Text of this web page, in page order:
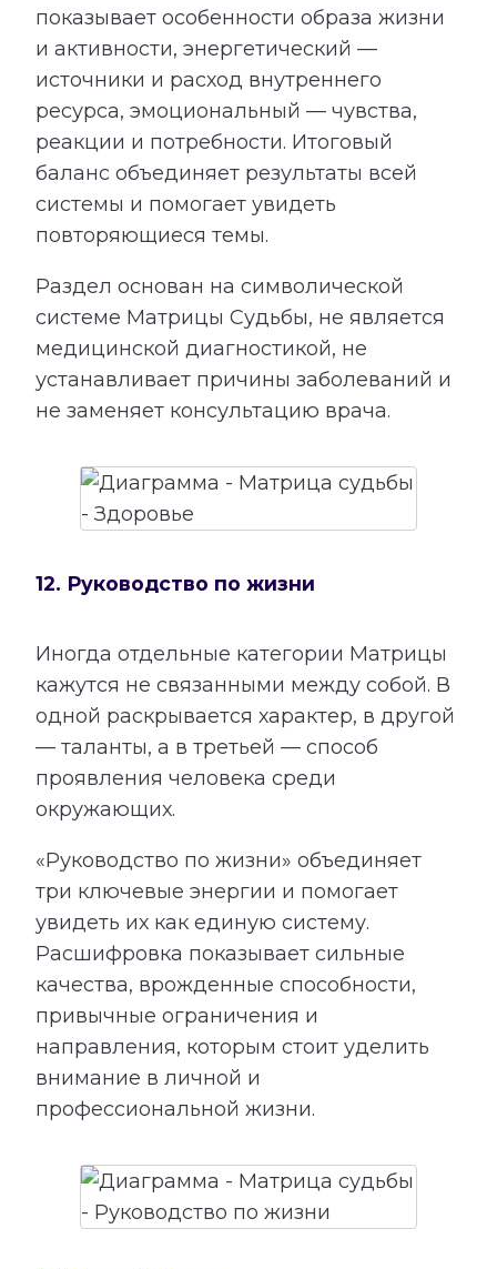
показывает особенности образа жизни
и активности, энергетический —
источники и расход внутреннего
ресурса, эмоциональный — чувства,
реакции и потребности. Итоговый
баланс объединяет результаты всей
системы и помогает увидеть
повторяющиеся темы.
Раздел основан на символической
системе Матрицы Судьбы, не является
медицинской диагностикой, не
устанавливает причины заболеваний и
не заменяет консультацию врача.
12. Руководство по жизни
Иногда отдельные категории Матрицы
кажутся не связанными между собой. В
одной раскрывается характер, в другой
— таланты, а в третьей — способ
проявления человека среди
окружающих.
«Руководство по жизни» объединяет
три ключевые энергии и помогает
увидеть их как единую систему.
Расшифровка показывает сильные
качества, врожденные способности,
привычные ограничения и
направления, которым стоит уделить
внимание в личной и
профессиональной жизни.